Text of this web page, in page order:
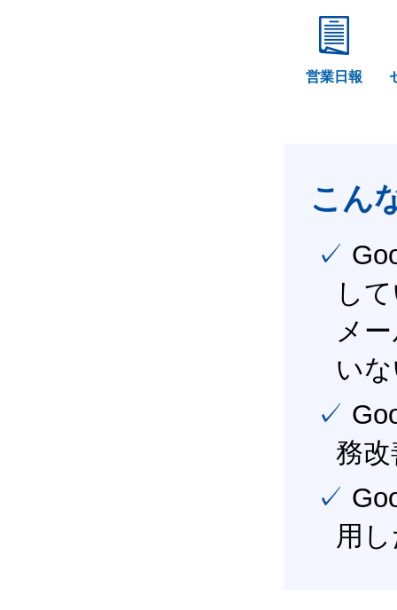
営業日報
こん
✓ Google Workspace（旧G Suite） を社内で導入
し
メ
い
✓ Google Workspace（旧G Suite） を活用し、業
務
✓ Google Workspace（旧G Suite） を最大限に活
用